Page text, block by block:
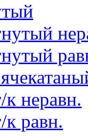
к неравн.
к равн.